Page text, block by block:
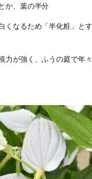
か、葉の半分
くなるため「半化粧」と
力が強く、ふうの庭で年